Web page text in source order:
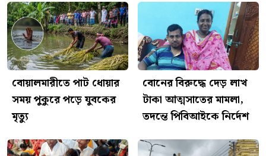
বোয়ালমারীতে পাট ধোয়ার
সময় পুকুরে পড়ে যুবকের
মৃত্যু
বোনের বিরুদ্ধে দেড় লাখ
টাকা আত্মসাতের মামলা,
তদন্তে পিবিআইকে নির্দেশ